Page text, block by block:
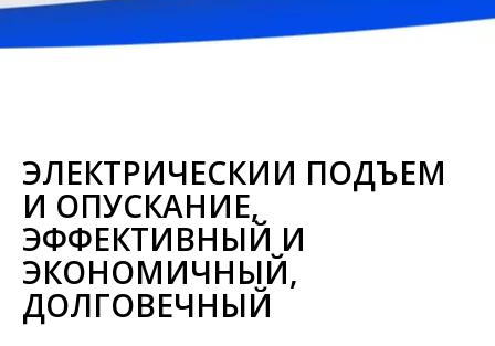
ЭЛЕКТРИЧЕСКИЙ ПОДЪЕМ
И ОПУСКАНИЕ,
ЭФФЕКТИВНЫЙ И
ЭКОНОМИЧНЫЙ,
ДОЛГОВЕЧНЫЙ